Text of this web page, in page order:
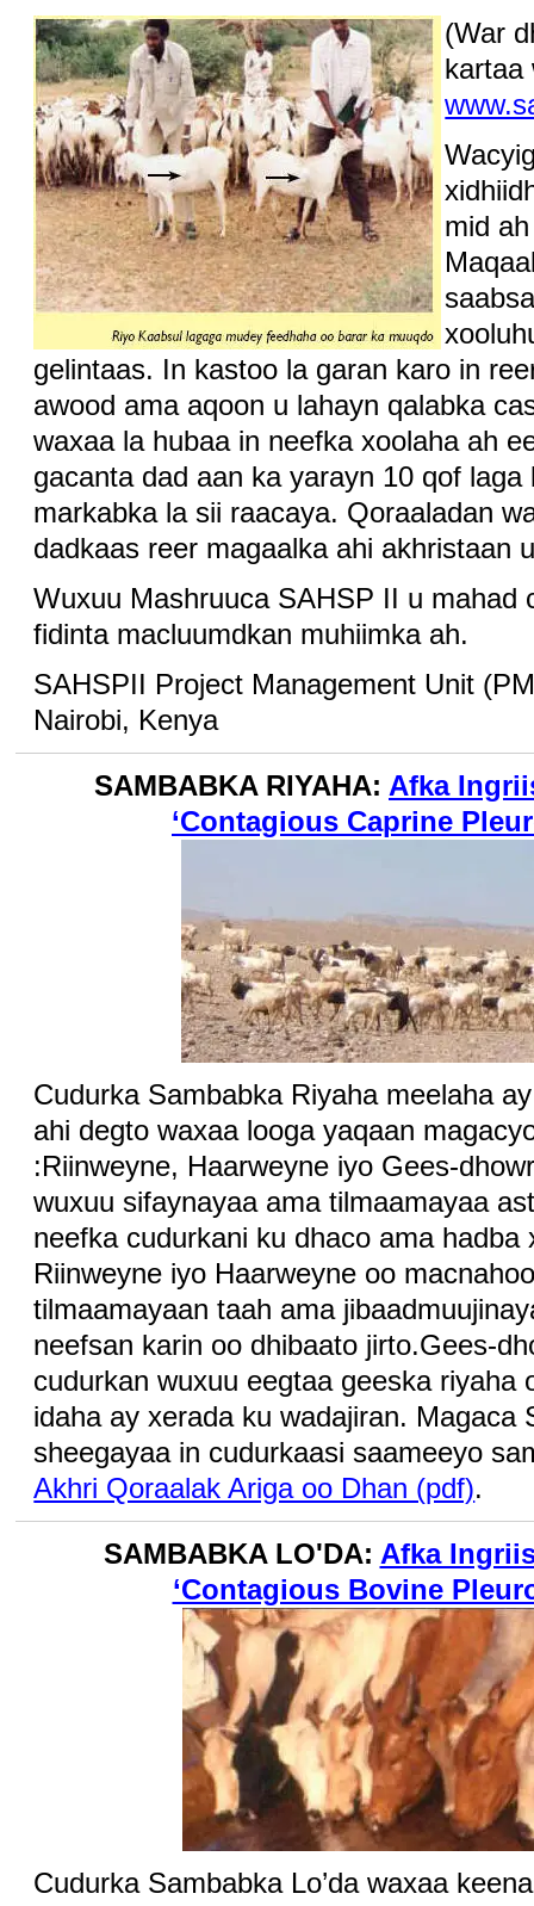
(War
kartaa
mid
gelintaas. In kastoo la garan karo in
awood ama aqoon u lahayn qalabka
waxaa la hubaa in neefka xoolaha ah
gacanta dad aan ka yarayn 10 qof
markabka la sii raacaya. Qoraaladan
dadkaas reer magaalka ahi akhristaan
Wuxuu Mashruuca SAHSP II u mahad
fidinta macluumdkan muhiimka ah.
SAHSPII Project Management Unit
Nairobi, Kenya
SAMBABKA RIYAHA: Afka
‘Contagious Caprine
Cudurka Sambabka Riyaha meelaha
ahi degto waxaa looga yaqaan
:Riinweyne, Haarweyne iyo Gees-
wuxuu sifaynayaa ama tilmaamayaa
neefka cudurkani ku dhaco ama
Riinweyne iyo Haarweyne oo
tilmaamayaan taah ama
neefsan karin oo dhibaato jirto.Gees-
cudurkan wuxuu eegtaa geeska riyaha
idaha ay xerada ku wadajiran. Magaca
sheegayaa in cudurkaasi saameeyo
Akhri Qoraalak Ariga oo Dhan (pdf).
SAMBABKA LO'DA: Afka
‘Contagious Bovine
Cudurka Sambabka Lo’da waxaa